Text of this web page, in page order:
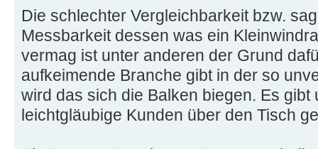
Die schlechter Vergleichbarkeit bzw.
Messbarkeit dessen was ein
vermag ist unter anderen der Grund
aufkeimende Branche gibt in der so
wird das sich die Balken biegen. Es gibt
leichtgläubige Kunden über den Tisch